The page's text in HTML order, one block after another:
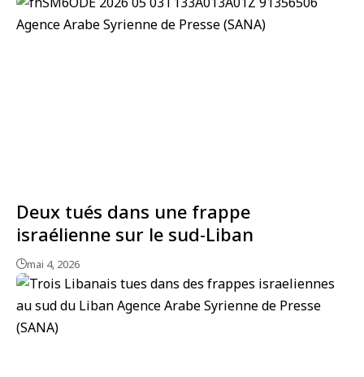
Deux tués dans une frappe
israélienne sur le sud-Liban
mai 4, 2026